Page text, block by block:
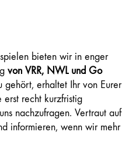
bieten wir in enger
von VRR, NWL und Go
gehört, erhaltet Ihr von Eurer
erst recht kurzfristig
nachzufragen. Vertraut auf
informieren, wenn wir mehr